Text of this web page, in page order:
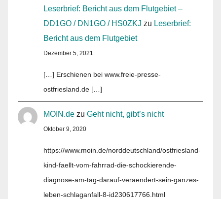
Leserbrief: Bericht aus dem Flutgebiet –
DD1GO / DN1GO / HS0ZKJ zu Leserbrief:
Bericht aus dem Flutgebiet
Dezember 5, 2021
[…] Erschienen bei www.freie-presse-
ostfriesland.de […]
MOIN.de zu Geht nicht, gibt’s nicht
Oktober 9, 2020
https://www.moin.de/norddeutschland/ostfriesland-
kind-faellt-vom-fahrrad-die-schockierende-
diagnose-am-tag-darauf-veraendert-sein-ganzes-
leben-schlaganfall-8-id230617766.html